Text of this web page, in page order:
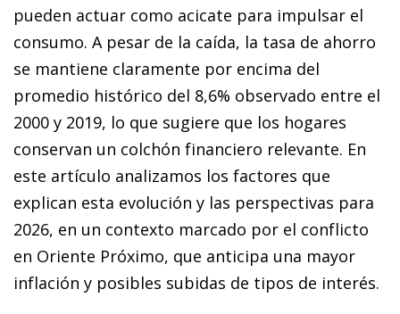
pueden actuar como acicate para impulsar el
consumo. A pesar de la caída, la tasa de ahorro
se mantiene claramente por encima del
promedio histórico del 8,6% observado entre el
2000 y 2019, lo que sugiere que los hogares
conservan un colchón financiero relevante. En
este artículo analizamos los factores que
explican esta evolución y las perspectivas para
2026, en un contexto marcado por el conflicto
en Oriente Próximo, que anticipa una mayor
inflación y posibles subidas de tipos de interés.